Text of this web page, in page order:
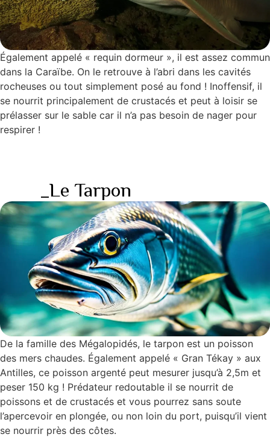
Également appelé « requin dormeur », il est assez commun
dans la Caraïbe. On le retrouve à l’abri dans les cavités
rocheuses ou tout simplement posé au fond ! Inoffensif, il
se nourrit principalement de crustacés et peut à loisir se
prélasser sur le sable car il n’a pas besoin de nager pour
respirer !
_Le Tarpon
De la famille des Mégalopidés, le tarpon est un poisson
des mers chaudes. Également appelé « Gran Tékay » aux
Antilles, ce poisson argenté peut mesurer jusqu’à 2,5m et
peser 150 kg ! Prédateur redoutable il se nourrit de
poissons et de crustacés et vous pourrez sans soute
l’apercevoir en plongée, ou non loin du port, puisqu’il vient
se nourrir près des côtes.